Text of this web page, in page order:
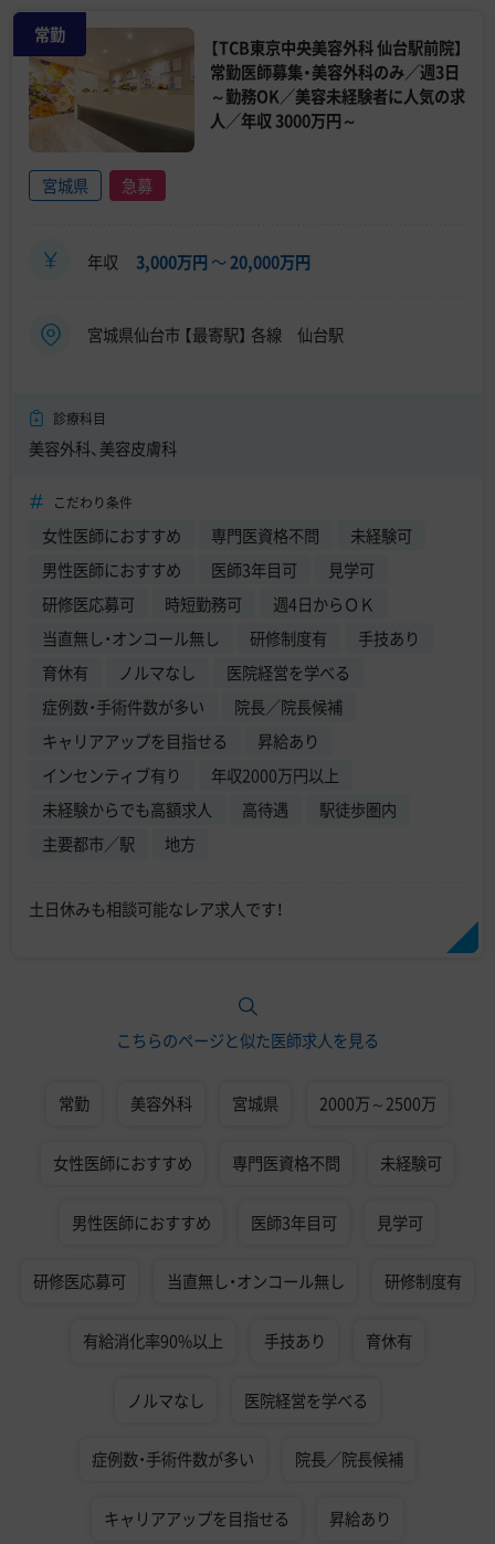
常勤
【TCB東京中央美容外科 仙台駅前院】
常勤医師募集・美容外科のみ／週3日
～勤務OK／美容未経験者に人気の求
人／年収 3000万円～
宮城県 急募
年収 3,000万円 〜20,000万円
宮城県仙台市 【最寄駅】 各線 仙台駅
診療科目
美容外科、美容皮膚科
こだわり条件
女性医師におすすめ 専門医資格不問
未経験可
男性医師におすすめ
医師3年目可
見学可
研修医応募可
時短勤務可
週4日からＯＫ
当直無し・オンコール無し
研修制度有
手技あり
育休有
ノルマなし
医院経営を学べる
症例数・手術件数が多い
院長／院長候補
キャリアアップを目指せる
昇給あり
インセンティブ有り
年収2000万円以上
未経験からでも高額求人
高待遇
駅徒歩圏内
主要都市／駅
地方
土日休みも相談可能なレア求人です！
こちらのページと似た医師求人を見る
常勤 美容外科 宮城県 2000万～2500万
女性医師におすすめ 専門医資格不問 未経験可
男性医師におすすめ 医師3年目可 見学可
研修医応募可 当直無し・オンコール無し 研修制度有
有給消化率90%以上 手技あり 育休有
ノルマなし 医院経営を学べる
症例数・手術件数が多い 院長／院長候補
キャリアアップを目指せる 昇給あり